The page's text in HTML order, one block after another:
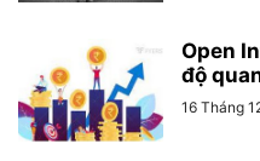
Open
độ
16 Tháng